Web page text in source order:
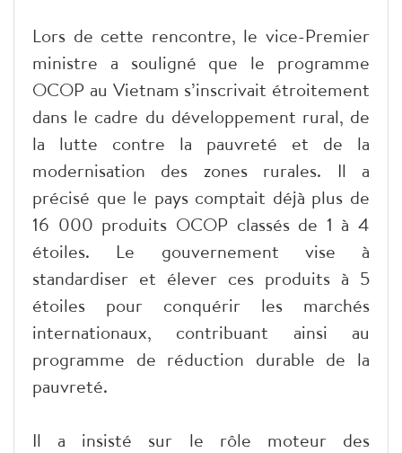
Lors de cette rencontre, le vice-Premier
ministre a souligné que le programme
OCOP au Vietnam s’inscrivait étroitement
dans le cadre du développement rural, de
la lutte contre la pauvreté et de la
modernisation des zones rurales. Il a
précisé que le pays comptait déjà plus de
16 000 produits OCOP classés de 1 à 4
étoiles. Le gouvernement vise à
standardiser et élever ces produits à 5
étoiles pour conquérir les marchés
internationaux, contribuant ainsi au
programme de réduction durable de la
pauvreté.
Il a insisté sur le rôle moteur des